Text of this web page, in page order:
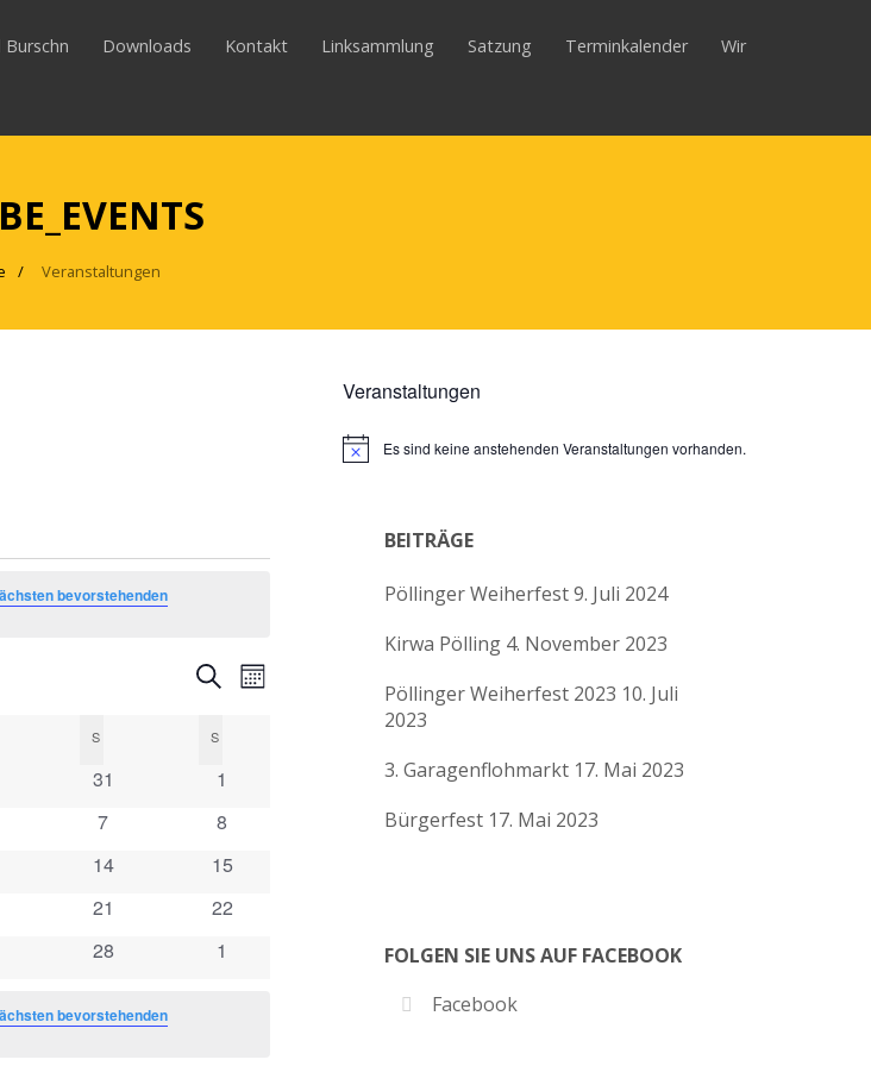
Downloads Kontakt Linksammlung Satzung Terminkalender Wir
Veranstaltungen
bevorstehenden
Veranstaltungen
Suche
und
Ansichten,
Navigation
SucheVeranstaltung
Monat
SSAMSTAG SSONNTAG
0
31
0
1
0
7
0
8
0
14
0
15
0
21
0
22
0
28
0
1
bevorstehenden
Veranstaltungen
HinweisEs sind keine anstehenden Veranstaltungen vorhanden.
BEITRÄGE
Pöllinger Weiherfest9. Juli 2024
Kirwa Pölling 4. November 2023
Pöllinger Weiherfest 2023 10. Juli
2023
3. Garagenflohmarkt 17. Mai 2023
Bürgerfest 17. Mai 2023
FOLGEN SIE UNS AUF FACEBOOK
Facebook